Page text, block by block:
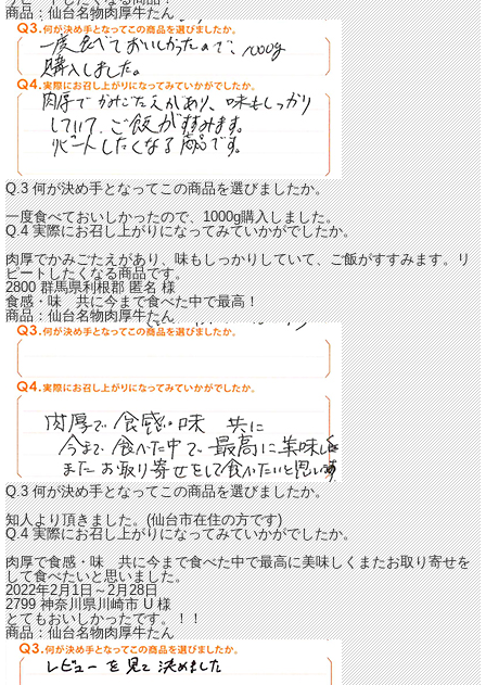
商品：仙台名物肉厚牛たん
Q.3 何が決め手となってこの商品を選びましたか。
一度食べておいしかったので、1000g購入しました。
Q.4 実際にお召し上がりになってみていかがでしたか。
肉厚でかみごたえがあり、味もしっかりしていて、ご飯がすすみます。リ
ピートしたくなる商品です。
2800 群馬県利根郡匿名様
食感・味 共に今まで食べた中で最高！
商品：仙台名物肉厚牛たん
Q.3 何が決め手となってこの商品を選びましたか。
知人より頂きました。(仙台市在住の方です)
Q.4 実際にお召し上がりになってみていかがでしたか。
肉厚で食感・味 共に今まで食べた中で最高に美味しくまたお取り寄せを
して食べたいと思いました。
2022年2月1日～2月28日
2799 神奈川県川崎市U様
とてもおいしかったです。！！
商品：仙台名物肉厚牛たん